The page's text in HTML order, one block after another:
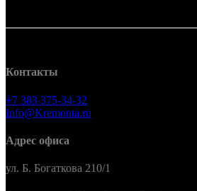
Контакты
+7 383 375-34-32
Info@Kremonta.ru
Адрес офиса
ул. Б. Богаткова 210/1